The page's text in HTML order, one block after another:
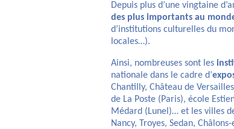
Depuis plus d’une vingtaine
des plus importants au
d’institutions culturelles du
locales…).
Ainsi, nombreuses sont les
nationale dans le cadre d’
Chantilly, Château de
de La Poste (Paris), école
Médard (Lunel)… et les villes
Nancy, Troyes, Sedan,